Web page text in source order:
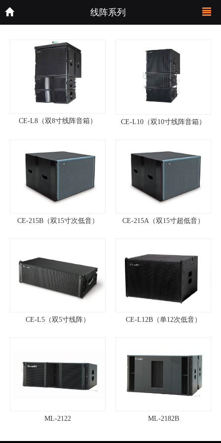
线阵系列
CE-L8（双8寸线阵音箱） CE-L10（双10寸线阵音箱）
CE-215B（双15寸次低音） CE-215A（双15寸超低音）
CE-L5（双5寸线阵） CE-L12B（单12次低音）
ML-2122 ML-2182B